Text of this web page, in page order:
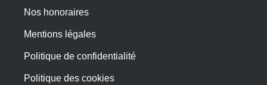
Nos honoraires
Mentions légales
Politique de confidentialité
Politique des cookies